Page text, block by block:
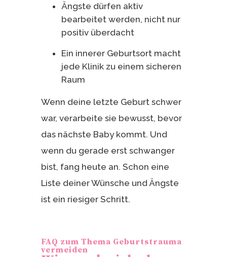
Ängste dürfen aktiv
bearbeitet werden, nicht nur
positiv überdacht
Ein innerer Geburtsort macht
jede Klinik zu einem sicheren
Raum
Wenn deine letzte Geburt schwer
war, verarbeite sie bewusst, bevor
das nächste Baby kommt. Und
wenn du gerade erst schwanger
bist, fang heute an. Schon eine
Liste deiner Wünsche und Ängste
ist ein riesiger Schritt.
FAQ zum Thema Geburtstrauma
vermeiden